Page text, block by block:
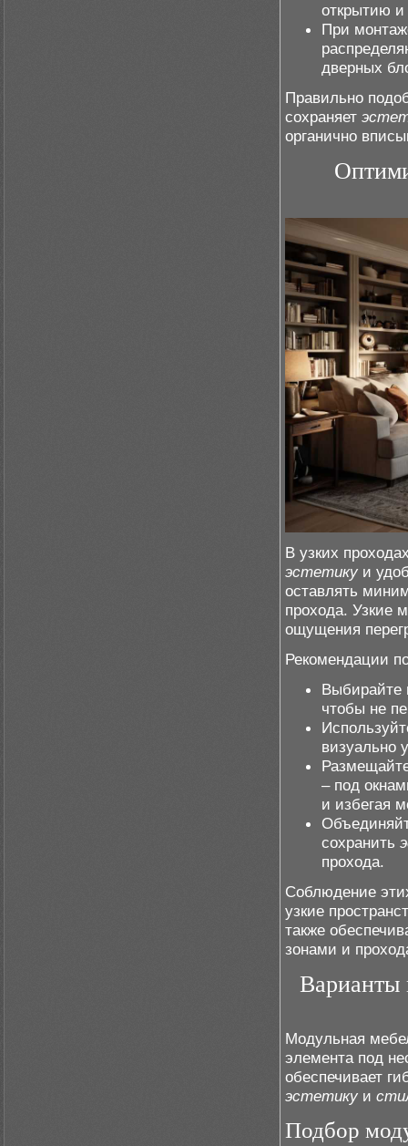
открытию
При
дверных
Правильно
сохраняет
органично
В узких
эстетику и
оставлять
прохода. Узкие
ощущения
Рекомендации
Выбирайте
чтобы не
визуально
– под
и избегая
сохранить
прохода.
Соблюдение
узкие
также
зонами и
Варианты
Модульная
элемента под
обеспечивает
эстетику и
Подбор